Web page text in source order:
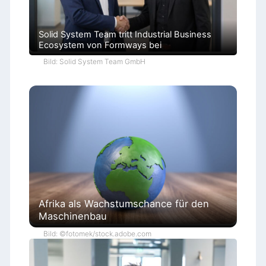
Solid System Team tritt Industrial Business
Ecosystem von Formways bei
Bild: Solid System Team GmbH
Afrika als Wachstumschance für den
Maschinenbau
Bild: ©fotomek/stock.adobe.com